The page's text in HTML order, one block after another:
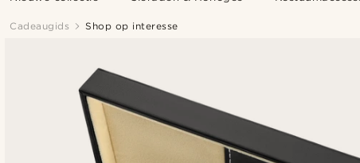
Cadeaugids Shop op interesse